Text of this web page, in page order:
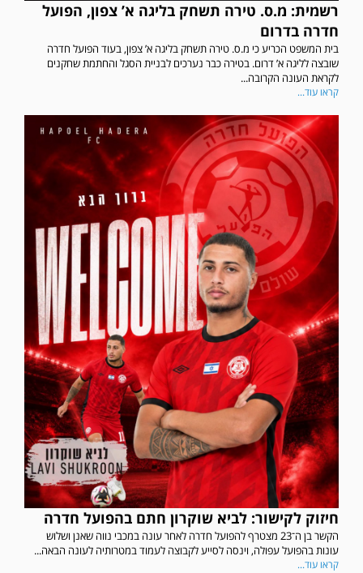
רשמית: מ.ס. טירה תשחק בליגה א’ צפון, הפועל
חדרה בדרום
בית המשפט הכריע כי מ.ס. טירה תשחק בליגה א’ צפון, בעוד הפועל חדרה
שובצה לליגה א’ דרום. בטירה כבר נערכים לבניית הסגל והחתמת שחקנים
לקראת העונה הקרובה...
קראו עוד...
חיזוק לקישור: לביא שוקרון חתם בהפועל חדרה
הקשר בן ה־23 מצטרף להפועל חדרה לאחר עונה במכבי נווה שאנן ושלוש
עונות בהפועל עפולה, וינסה לסייע לקבוצה לעמוד במטרותיה לעונה הבאה...
קראו עוד...